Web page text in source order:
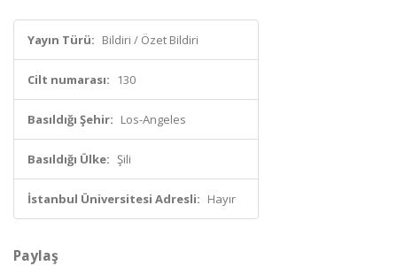
Yayın Türü: Bildiri / Özet Bildiri
Cilt numarası: 130
Basıldığı Şehir: Los-Angeles
Basıldığı Ülke: Şili
İstanbul Üniversitesi Adresli: Hayır
Paylaş